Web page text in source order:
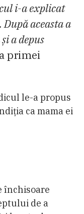
i-a explicat
aceasta a
a depus
primei
le-a propus
ca mama ei
închisoare
de a